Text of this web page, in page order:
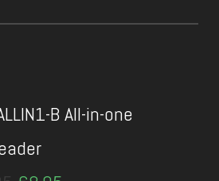
B All-in-one
Oorspronkelijke